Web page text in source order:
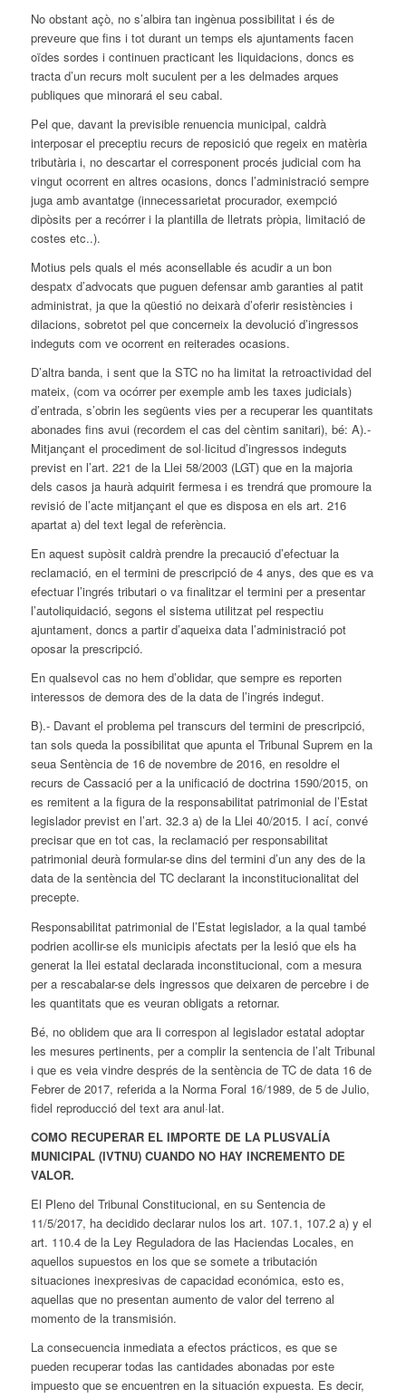
No obstant açò, no s’albira tan ingènua possibilitat i és de
preveure que fins i tot durant un temps els ajuntaments facen
oïdes sordes i continuen practicant les liquidacions, doncs es
tracta d’un recurs molt suculent per a les delmades arques
publiques que minorará el seu cabal.
Pel que, davant la previsible renuencia municipal, caldrà
interposar el preceptiu recurs de reposició que regeix en matèria
tributària i, no descartar el corresponent procés judicial com ha
vingut ocorrent en altres ocasions, doncs l’administració sempre
juga amb avantatge (innecessarietat procurador, exempció
dipòsits per a recórrer i la plantilla de lletrats pròpia, limitació de
costes etc..).
Motius pels quals el més aconsellable és acudir a un bon
despatx d’advocats que puguen defensar amb garanties al patit
administrat, ja que la qüestió no deixarà d’oferir resistències i
dilacions, sobretot pel que concerneix la devolució d’ingressos
indeguts com ve ocorrent en reiterades ocasions.
D’altra banda, i sent que la STC no ha limitat la retroactividad del
mateix, (com va ocórrer per exemple amb les taxes judicials)
d’entrada, s’obrin les següents vies per a recuperar les quantitats
abonades fins avui (recordem el cas del cèntim sanitari), bé: A).-
Mitjançant el procediment de sol·licitud d’ingressos indeguts
previst en l’art. 221 de la Llei 58/2003 (LGT) que en la majoria
dels casos ja haurà adquirit fermesa i es trendrá que promoure la
revisió de l’acte mitjançant el que es disposa en els art. 216
apartat a) del text legal de referència.
En aquest supòsit caldrà prendre la precaució d’efectuar la
reclamació, en el termini de prescripció de 4 anys, des que es va
efectuar l’ingrés tributari o va finalitzar el termini per a presentar
l’autoliquidació, segons el sistema utilitzat pel respectiu
ajuntament, doncs a partir d’aqueixa data l’administració pot
oposar la prescripció.
En qualsevol cas no hem d’oblidar, que sempre es reporten
interessos de demora des de la data de l’ingrés indegut.
B).- Davant el problema pel transcurs del termini de prescripció,
tan sols queda la possibilitat que apunta el Tribunal Suprem en la
seua Sentència de 16 de novembre de 2016, en resoldre el
recurs de Cassació per a la unificació de doctrina 1590/2015, on
es remitent a la figura de la responsabilitat patrimonial de l’Estat
legislador previst en l’art. 32.3 a) de la Llei 40/2015. I ací, convé
precisar que en tot cas, la reclamació per responsabilitat
patrimonial deurà formular-se dins del termini d’un any des de la
data de la sentència del TC declarant la inconstitucionalitat del
precepte.
Responsabilitat patrimonial de l’Estat legislador, a la qual també
podrien acollir-se els municipis afectats per la lesió que els ha
generat la llei estatal declarada inconstitucional, com a mesura
per a rescabalar-se dels ingressos que deixaren de percebre i de
les quantitats que es veuran obligats a retornar.
Bé, no oblidem que ara li correspon al legislador estatal adoptar
les mesures pertinents, per a complir la sentencia de l’alt Tribunal
i que es veia vindre després de la sentència de TC de data 16 de
Febrer de 2017, referida a la Norma Foral 16/1989, de 5 de Julio,
fidel reproducció del text ara anul·lat.
COMO RECUPERAR EL IMPORTE DE LA PLUSVALÍA
MUNICIPAL (IVTNU) CUANDO NO HAY INCREMENTO DE
VALOR.
El Pleno del Tribunal Constitucional, en su Sentencia de
11/5/2017, ha decidido declarar nulos los art. 107.1, 107.2 a) y el
art. 110.4 de la Ley Reguladora de las Haciendas Locales, en
aquellos supuestos en los que se somete a tributación
situaciones inexpresivas de capacidad económica, esto es,
aquellas que no presentan aumento de valor del terreno al
momento de la transmisión.
La consecuencia inmediata a efectos prácticos, es que se
pueden recuperar todas las cantidades abonadas por este
impuesto que se encuentren en la situación expuesta. Es decir,